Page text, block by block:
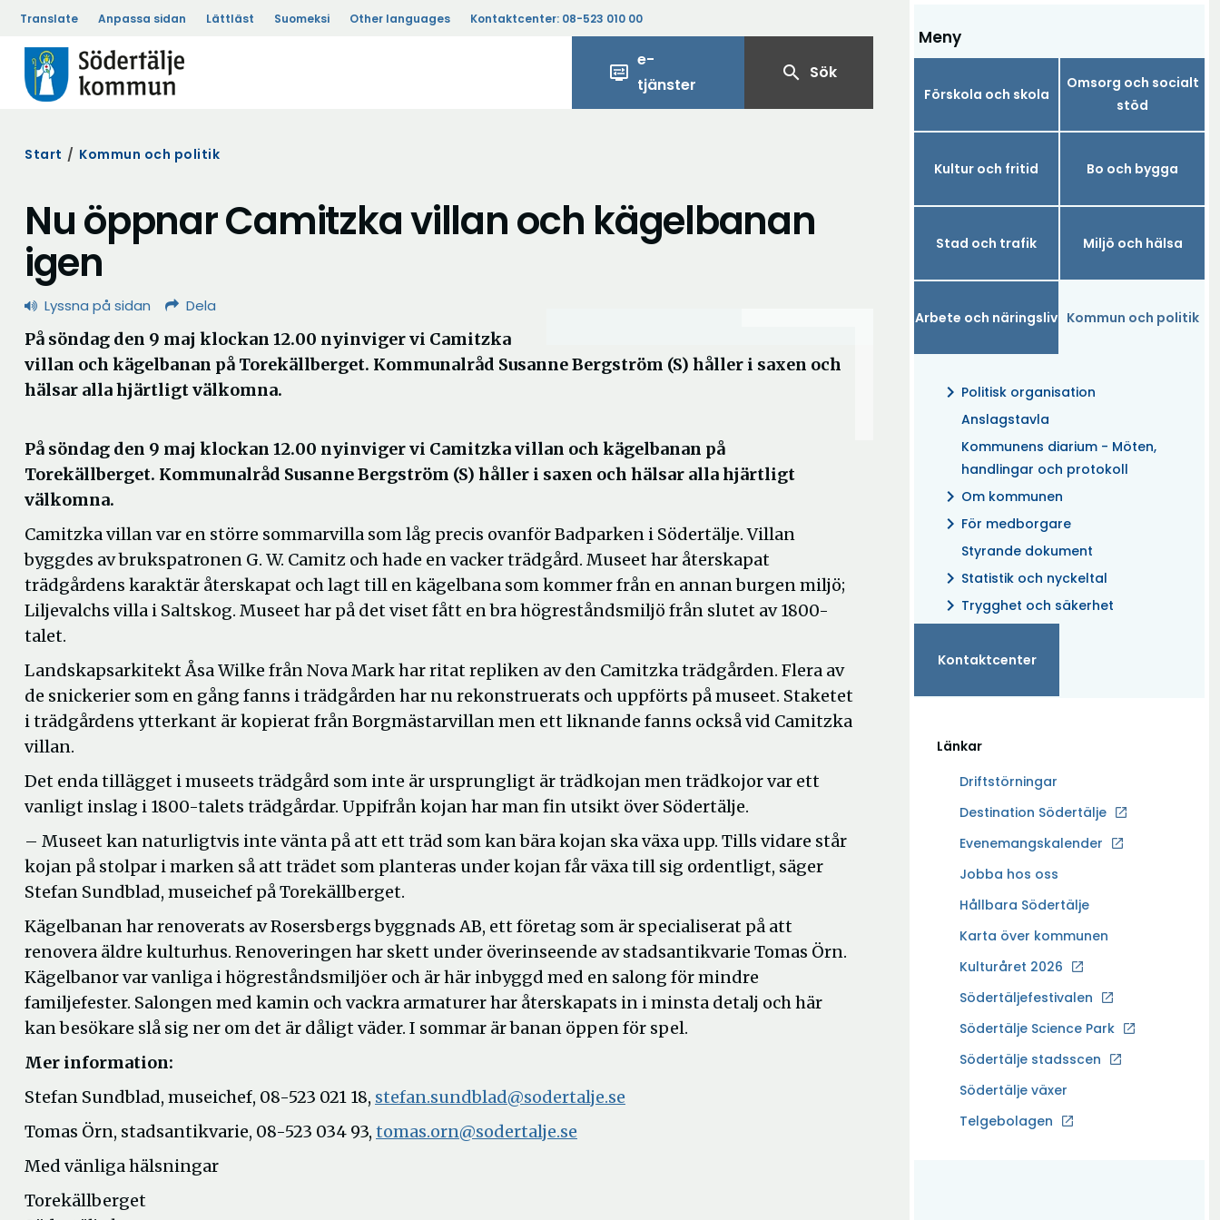
Translate Anpassa sidan Lättläst Suomeksi Other languages Kontaktcenter: 08-523 010 00
display_settings
e-
tjänster
search Sök
Meny
Förskola och skola
Omsorg och socialt
stöd
Kultur och fritid Bo och bygga
Stad och trafik Miljö och hälsa
Arbete och näringsliv Kommun och politik
chevron_right Politisk organisation
Anslagstavla
Kommunens diarium - Möten,
handlingar och protokoll
chevron_right Om kommunen
chevron_right För medborgare
Styrande dokument
chevron_right Statistik och nyckeltal
chevron_right Trygghet och säkerhet
Kontaktcenter
Länkar
Driftstörningar
Destination Södertälje
Ö
p
n
a
y
t
f
ö
n
t
Evenemangskalender
Jobba hos oss
Ö
p
n
a
y
t
f
ö
Hållbara Södertälje
Karta över kommunen
Kulturåret 2026
Södertäljefestivalen
Södertälje Science Park
Ö
p
n
a
Södertälje stadsscen
Södertälje växer
Telgebolagen
Ö
Start / Kommun och politik
Nu öppnar Camitzka villan och kägelbanan
igen
Lyssna på sidan Dela
På söndag den 9 maj klockan 12.00 nyinviger vi Camitzka
villan och kägelbanan på Torekällberget. Kommunalråd Susanne Bergström (S) håller i saxen och
hälsar alla hjärtligt välkomna.
På söndag den 9 maj klockan 12.00 nyinviger vi Camitzka villan och kägelbanan på
Torekällberget. Kommunalråd Susanne Bergström (S) håller i saxen och hälsar alla hjärtligt
välkomna.
Camitzka villan var en större sommarvilla som låg precis ovanför Badparken i Södertälje. Villan
byggdes av brukspatronen G. W. Camitz och hade en vacker trädgård. Museet har återskapat
trädgårdens karaktär återskapat och lagt till en kägelbana som kommer från en annan burgen miljö;
Liljevalchs villa i Saltskog. Museet har på det viset fått en bra högreståndsmiljö från slutet av 1800-
talet.
Landskapsarkitekt Åsa Wilke från Nova Mark har ritat repliken av den Camitzka trädgården. Flera av
de snickerier som en gång fanns i trädgården har nu rekonstruerats och uppförts på museet. Staketet
i trädgårdens ytterkant är kopierat från Borgmästarvillan men ett liknande fanns också vid Camitzka
villan.
Det enda tillägget i museets trädgård som inte är ursprungligt är trädkojan men trädkojor var ett
vanligt inslag i 1800-talets trädgårdar. Uppifrån kojan har man fin utsikt över Södertälje.
– Museet kan naturligtvis inte vänta på att ett träd som kan bära kojan ska växa upp. Tills vidare står
kojan på stolpar i marken så att trädet som planteras under kojan får växa till sig ordentligt, säger
Stefan Sundblad, museichef på Torekällberget.
Kägelbanan har renoverats av Rosersbergs byggnads AB, ett företag som är specialiserat på att
renovera äldre kulturhus. Renoveringen har skett under överinseende av stadsantikvarie Tomas Örn.
Kägelbanor var vanliga i högreståndsmiljöer och är här inbyggd med en salong för mindre
familjefester. Salongen med kamin och vackra armaturer har återskapats in i minsta detalj och här
kan besökare slå sig ner om det är dåligt väder. I sommar är banan öppen för spel.
Mer information:
Stefan Sundblad, museichef, 08-523 021 18, stefan.sundblad@sodertalje.se
Tomas Örn, stadsantikvarie, 08-523 034 93, tomas.orn@sodertalje.se
Med vänliga hälsningar
Torekällberget